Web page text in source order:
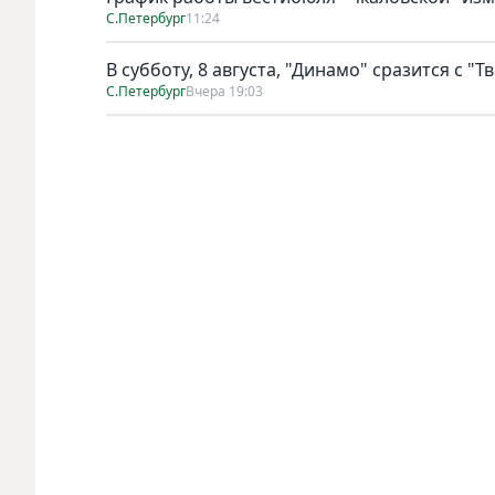
С.Петербург11:24
В субботу, 8 августа, "Динамо" сразится с
С.ПетербургВчера 19:03